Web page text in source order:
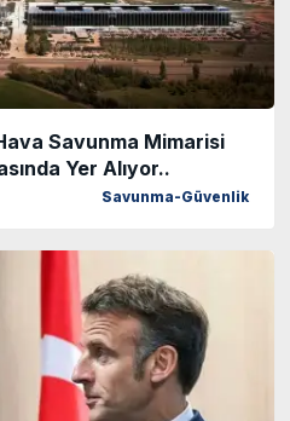
Savunma Mimarisi
Yer Alıyor..
Savunma-Güvenlik